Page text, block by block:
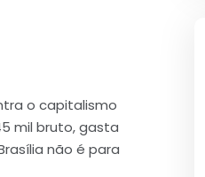
o capitalismo
mil bruto, gasta
não é para